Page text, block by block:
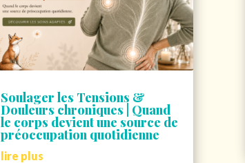
Soulager les Tensions &
Douleurs chroniques | Quand
le corps devient une source de
préoccupation quotidienne
lire plus